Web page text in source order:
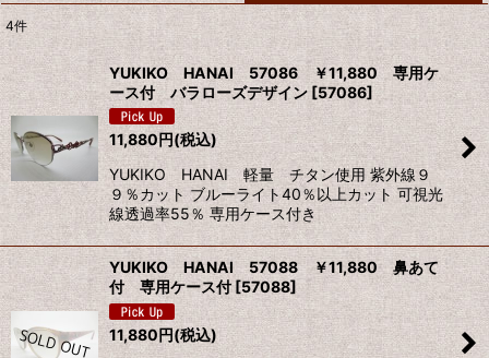
表示数:
並び順 :
絞り込む
4件
YUKIKO HANAI 57086 ￥11,880 専用ケ
ース付 バラローズデザイン [57086]
11,880円(税込)
YUKIKO HANAI 軽量 チタン使用 紫外線９
９％カット ブルーライト40％以上カット 可視光
線透過率55％ 専用ケース付き
YUKIKO HANAI 57088 ￥11,880 鼻あて
付 専用ケース付[57088]
11,880円(税込)